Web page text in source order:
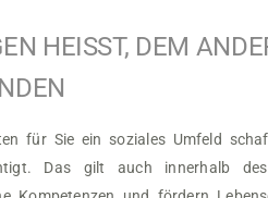
HEISST, DEM
für Sie ein soziales Umfeld
Das gilt auch innerhalb